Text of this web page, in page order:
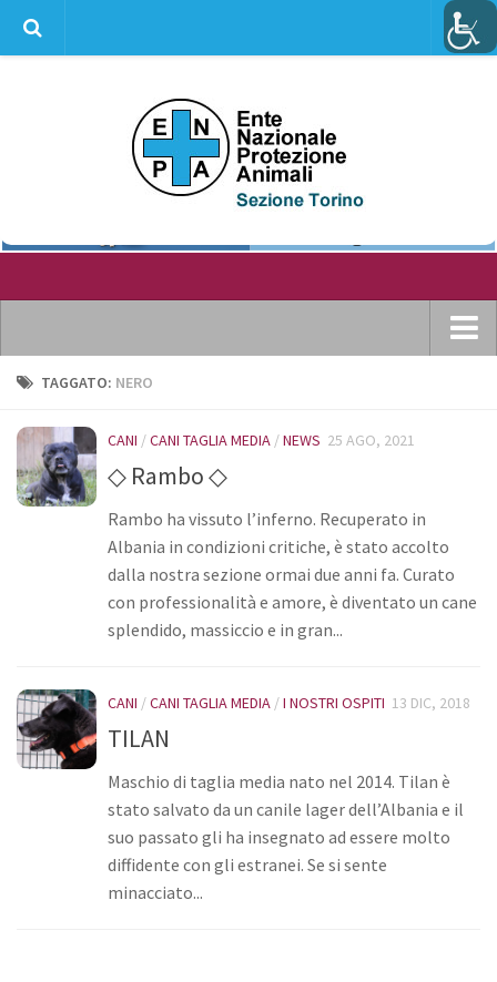
Home
Dove ci puoi trovare
Statuto
I volontari
I nostri ospiti
Cani
Cani taglia piccola
TAGGATO: NERO
CANI /CANI TAGLIA MEDIA /NEWS 25 AGO, 2021
◇ Rambo ◇
Rambo ha vissuto l’inferno. Recuperato in
Albania in condizioni critiche, è stato accolto
dalla nostra sezione ormai due anni fa. Curato
con professionalità e amore, è diventato un cane
splendido, massiccio e in gran...
CANI /CANI TAGLIA MEDIA /I NOSTRI OSPITI 13 DIC, 2018
TILAN
Maschio di taglia media nato nel 2014. Tilan è
stato salvato da un canile lager dell’Albania e il
suo passato gli ha insegnato ad essere molto
diffidente con gli estranei. Se si sente
minacciato...